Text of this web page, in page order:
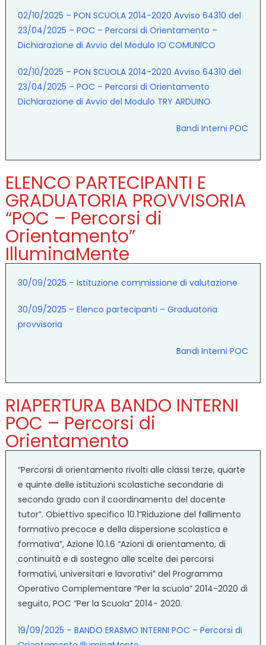
02/10/2025 – PON SCUOLA 2014-2020 Avviso 64310 del
23/04/2025 – POC – Percorsi di Orientamento –
Dichiarazione di Avvio del Modulo IO COMUNICO
02/10/2025 – PON SCUOLA 2014-2020 Avviso 64310 del
23/04/2025 – POC – Percorsi di Orientamento
Dichiarazione di Avvio del Modulo TRY ARDUINO
Bandi Interni POC
ELENCO PARTECIPANTI E
GRADUATORIA PROVVISORIA
“POC – Percorsi di
Orientamento”
IlluminaMente
30/09/2025 – Istituzione commissione di valutazione
30/09/2025 – Elenco partecipanti – Graduatoria
provvisoria
Bandi Interni POC
RIAPERTURA BANDO INTERNI
POC – Percorsi di
Orientamento
“Percorsi di orientamento rivolti alle classi terze, quarte
e quinte delle istituzioni scolastiche secondarie di
secondo grado con il coordinamento del docente
tutor”. Obiettivo specifico 10.1“Riduzione del fallimento
formativo precoce e della dispersione scolastica e
formativa”, Azione 10.1.6 “Azioni di orientamento, di
continuità e di sostegno alle scelte dei percorsi
formativi, universitari e lavorativi” del Programma
Operativo Complementare “Per la scuola” 2014-2020 di
seguito, POC “Per la Scuola” 2014- 2020.
19/09/2025 – BANDO ERASMO INTERNI POC – Percorsi di